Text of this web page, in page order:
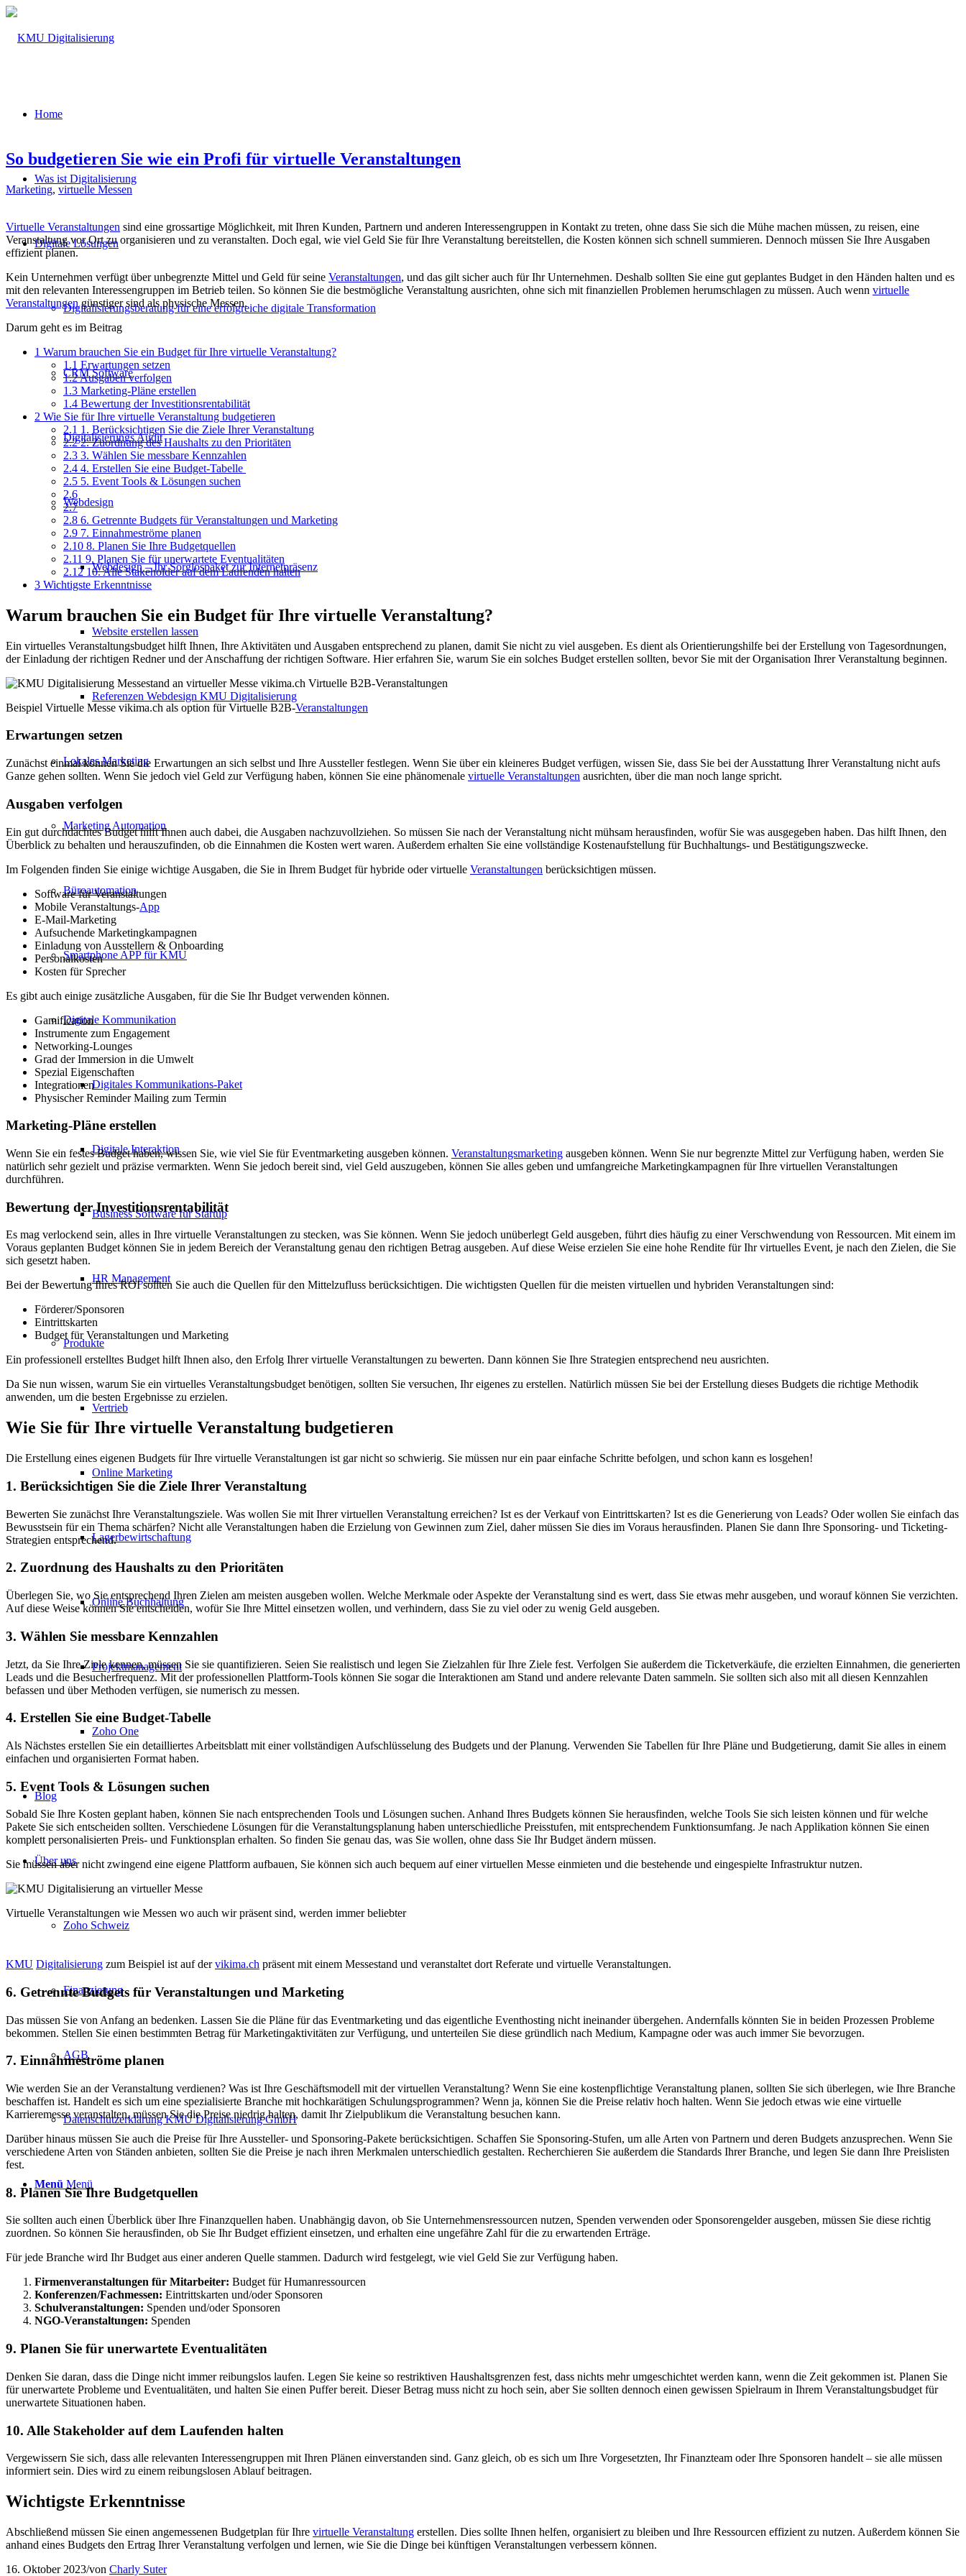
Home
Was ist Digitalisierung
Digitale Lösungen
Digitalisierungsberatung für eine erfolgreiche digitale Transformation
CRM Software
Digitalisierungs Audit
Webdesign
Webdesign – Ihr Sorglospaket zur Internetpräsenz
Website erstellen lassen
Referenzen Webdesign KMU Digitalisierung
Lokales Marketing
Marketing Automation
Büroautomation
Smartphone APP für KMU
Digitale Kommunikation
Digitales Kommunikations-Paket
Digitale Interaktion
Business Software für Startup
HR Management
Produkte
Vertrieb
Online Marketing
Lagerbewirtschaftung
Online Buchhaltung
Projektmanagement
Zoho One
Blog
Über uns
Zoho Schweiz
Finanzierung
AGB
Datenschutzerklärung KMU Digitalisierung GmbH
Menü Menü
So budgetieren Sie wie ein Profi für virtuelle Veranstaltungen
Marketing, virtuelle Messen
Virtuelle Veranstaltungen sind eine grossartige Möglichkeit, mit Ihren Kunden, Partnern und anderen Interessengruppen in Kontakt zu treten, ohne dass Sie sich die Mühe machen müssen, zu reisen, eine
Veranstaltung vor Ort zu organisieren und zu veranstalten. Doch egal, wie viel Geld Sie für Ihre Veranstaltung bereitstellen, die Kosten können sich schnell summieren. Dennoch müssen Sie Ihre Ausgaben
effizient planen.
Kein Unternehmen verfügt über unbegrenzte Mittel und Geld für seine Veranstaltungen, und das gilt sicher auch für Ihr Unternehmen. Deshalb sollten Sie eine gut geplantes Budget in den Händen halten und es
mit den relevanten Interessengruppen im Betrieb teilen. So können Sie die bestmögliche Veranstaltung ausrichten, ohne sich mit finanziellen Problemen herumschlagen zu müssen. Auch wenn virtuelle
Veranstaltungengünstiger sind als physische Messen.
Darum geht es im Beitrag
1 Warum brauchen Sie ein Budget für Ihre virtuelle Veranstaltung?
1.1 Erwartungen setzen
1.2Ausgaben verfolgen
1.3 Marketing-Pläne erstellen
1.4 Bewertung der Investitionsrentabilität
2 Wie Sie für Ihre virtuelle Veranstaltung budgetieren
2.1 1. Berücksichtigen Sie die Ziele Ihrer Veranstaltung
2.22. Zuordnung des Haushalts zu den Prioritäten
2.3 3. Wählen Sie messbare Kennzahlen
2.4 4. Erstellen Sie eine Budget-Tabelle
2.5 5. Event Tools & Lösungen suchen
2.6
2.7
2.8 6. Getrennte Budgets für Veranstaltungen und Marketing
2.9 7. Einnahmeströme planen
2.10 8. Planen Sie Ihre Budgetquellen
2.11 9. Planen Sie für unerwartete Eventualitäten
2.1210. Alle Stakeholder auf dem Laufenden halten
3 Wichtigste Erkenntnisse
Warum brauchen Sie ein Budget für Ihre virtuelle Veranstaltung?
Ein virtuelles Veranstaltungsbudget hilft Ihnen, Ihre Aktivitäten und Ausgaben entsprechend zu planen, damit Sie nicht zu viel ausgeben. Es dient als Orientierungshilfe bei der Erstellung von Tagesordnungen,
der Einladung der richtigen Redner und der Anschaffung der richtigen Software. Hier erfahren Sie, warum Sie ein solches Budget erstellen sollten, bevor Sie mit der Organisation Ihrer Veranstaltung beginnen.
Beispiel Virtuelle Messe vikima.ch als option für Virtuelle B2B-Veranstaltungen
Erwartungen setzen
Zunächst einmal können Sie die Erwartungen an sich selbst und Ihre Aussteller festlegen. Wenn Sie über ein kleineres Budget verfügen, wissen Sie, dass Sie bei der Ausstattung Ihrer Veranstaltung nicht aufs
Ganze gehen sollten. Wenn Sie jedoch viel Geld zur Verfügung haben, können Sie eine phänomenale virtuelle Veranstaltungen ausrichten, über die man noch lange spricht.
Ausgaben verfolgen
Ein gut durchdachtes Budget hilft Ihnen auch dabei, die Ausgaben nachzuvollziehen. So müssen Sie nach der Veranstaltung nicht mühsam herausfinden, wofür Sie was ausgegeben haben. Das hilft Ihnen, den
Überblick zu behalten und herauszufinden, ob die Einnahmen die Kosten wert waren. Außerdem erhalten Sie eine vollständige Kostenaufstellung für Buchhaltungs- und Bestätigungszwecke.
Im Folgenden finden Sie einige wichtige Ausgaben, die Sie in Ihrem Budget für hybride oder virtuelle Veranstaltungen berücksichtigen müssen.
Software für Veranstaltungen
Mobile Veranstaltungs-App
E-Mail-Marketing
Aufsuchende Marketingkampagnen
Einladung von Ausstellern & Onboarding
Personalkosten
Kosten für Sprecher
Es gibt auch einige zusätzliche Ausgaben, für die Sie Ihr Budget verwenden können.
Gamification
Instrumente zum Engagement
Networking-Lounges
Grad der Immersion in die Umwelt
Spezial Eigenschaften
Integrationen
Physischer Reminder Mailing zum Termin
Marketing-Pläne erstellen
Wenn Sie ein festes Budget haben, wissen Sie, wie viel Sie für Eventmarketing ausgeben können. Veranstaltungsmarketing ausgeben können. Wenn Sie nur begrenzte Mittel zur Verfügung haben, werden Sie
natürlich sehr gezielt und präzise vermarkten. Wenn Sie jedoch bereit sind, viel Geld auszugeben, können Sie alles geben und umfangreiche Marketingkampagnen für Ihre virtuellen Veranstaltungen
durchführen.
Bewertung der Investitionsrentabilität
Es mag verlockend sein, alles in Ihre virtuelle Veranstaltungen zu stecken, was Sie können. Wenn Sie jedoch unüberlegt Geld ausgeben, führt dies häufig zu einer Verschwendung von Ressourcen. Mit einem im
Voraus geplanten Budget können Sie in jedem Bereich der Veranstaltung genau den richtigen Betrag ausgeben. Auf diese Weise erzielen Sie eine hohe Rendite für Ihr virtuelles Event, je nach den Zielen, die Sie
sich gesetzt haben.
Bei der Bewertung Ihres ROI sollten Sie auch die Quellen für den Mittelzufluss berücksichtigen. Die wichtigsten Quellen für die meisten virtuellen und hybriden Veranstaltungen sind:
Förderer/Sponsoren
Eintrittskarten
Budget für Veranstaltungen und Marketing
Ein professionell erstelltes Budget hilft Ihnen also, den Erfolg Ihrer virtuelle Veranstaltungen zu bewerten. Dann können Sie Ihre Strategien entsprechend neu ausrichten.
Da Sie nun wissen, warum Sie ein virtuelles Veranstaltungsbudget benötigen, sollten Sie versuchen, Ihr eigenes zu erstellen. Natürlich müssen Sie bei der Erstellung dieses Budgets die richtige Methodik
anwenden, um die besten Ergebnisse zu erzielen.
Wie Sie für Ihre virtuelle Veranstaltung budgetieren
Die Erstellung eines eigenen Budgets für Ihre virtuelle Veranstaltungen ist gar nicht so schwierig. Sie müssen nur ein paar einfache Schritte befolgen, und schon kann es losgehen!
1. Berücksichtigen Sie die Ziele Ihrer Veranstaltung
Bewerten Sie zunächst Ihre Veranstaltungsziele. Was wollen Sie mit Ihrer virtuellen Veranstaltung erreichen? Ist es der Verkauf von Eintrittskarten? Ist es die Generierung von Leads? Oder wollen Sie einfach das
Bewusstsein für ein Thema schärfen? Nicht alle Veranstaltungen haben die Erzielung von Gewinnen zum Ziel, daher müssen Sie dies im Voraus herausfinden. Planen Sie dann Ihre Sponsoring- und Ticketing-
Strategien entsprechend.
2. Zuordnung des Haushalts zu den Prioritäten
Überlegen Sie, wo Sie entsprechend Ihren Zielen am meisten ausgeben wollen. Welche Merkmale oder Aspekte der Veranstaltung sind es wert, dass Sie etwas mehr ausgeben, und worauf können Sie verzichten.
Auf diese Weise können Sie entscheiden, wofür Sie Ihre Mittel einsetzen wollen, und verhindern, dass Sie zu viel oder zu wenig Geld ausgeben.
3. Wählen Sie messbare Kennzahlen
Jetzt, da Sie Ihre Ziele kennen, müssen Sie sie quantifizieren. Seien Sie realistisch und legen Sie Zielzahlen für Ihre Ziele fest. Verfolgen Sie außerdem die Ticketverkäufe, die erzielten Einnahmen, die generierten
Leads und die Besucherfrequenz. Mit der professionellen Plattform-Tools können Sie sogar die Interaktionen am Stand und andere relevante Daten sammeln. Sie sollten sich also mit all diesen Kennzahlen
befassen und über Methoden verfügen, sie numerisch zu messen.
4. Erstellen Sie eine Budget-Tabelle
Als Nächstes erstellen Sie ein detailliertes Arbeitsblatt mit einer vollständigen Aufschlüsselung des Budgets und der Planung. Verwenden Sie Tabellen für Ihre Pläne und Budgetierung, damit Sie alles in einem
einfachen und organisierten Format haben.
5. Event Tools & Lösungen suchen
Sobald Sie Ihre Kosten geplant haben, können Sie nach entsprechenden Tools und Lösungen suchen. Anhand Ihres Budgets können Sie herausfinden, welche Tools Sie sich leisten können und für welche
Pakete Sie sich entscheiden sollten. Verschiedene Lösungen für die Veranstaltungsplanung haben unterschiedliche Preisstufen, mit entsprechendem Funktionsumfang. Je nach Applikation können Sie einen
komplett personalisierten Preis- und Funktionsplan erhalten. So finden Sie genau das, was Sie wollen, ohne dass Sie Ihr Budget ändern müssen.
Sie müssen aber nicht zwingend eine eigene Plattform aufbauen, Sie können sich auch bequem auf einer virtuellen Messe einmieten und die bestehende und eingespielte Infrastruktur nutzen.
Virtuelle Veranstaltungen wie Messen wo auch wir präsent sind, werden immer beliebter
KMU Digitalisierung zum Beispiel ist auf dervikima.ch präsent mit einem Messestand und veranstaltet dort Referate und virtuelle Veranstaltungen.
6. Getrennte Budgets für Veranstaltungen und Marketing
Das müssen Sie von Anfang an bedenken. Lassen Sie die Pläne für das Eventmarketing und das eigentliche Eventhosting nicht ineinander übergehen. Andernfalls könnten Sie in beiden Prozessen Probleme
bekommen. Stellen Sie einen bestimmten Betrag für Marketingaktivitäten zur Verfügung, und unterteilen Sie diese gründlich nach Medium, Kampagne oder was auch immer Sie bevorzugen.
7. Einnahmeströme planen
Wie werden Sie an der Veranstaltung verdienen? Was ist Ihre Geschäftsmodell mit der virtuellen Veranstaltung? Wenn Sie eine kostenpflichtige Veranstaltung planen, sollten Sie sich überlegen, wie Ihre Branche
beschaffen ist. Handelt es sich um eine spezialisierte Branche mit hochkarätigen Schulungsprogrammen? Wenn ja, können Sie die Preise relativ hoch halten. Wenn Sie jedoch etwas wie eine virtuelle
Karrieremesse veranstalten, müssen Sie die Preise niedrig halten, damit Ihr Zielpublikum die Veranstaltung besuchen kann.
Darüber hinaus müssen Sie auch die Preise für Ihre Aussteller- und Sponsoring-Pakete berücksichtigen. Schaffen Sie Sponsoring-Stufen, um alle Arten von Partnern und deren Budgets anzusprechen. Wenn Sie
verschiedene Arten von Ständen anbieten, sollten Sie die Preise je nach ihren Merkmalen unterschiedlich gestalten. Recherchieren Sie außerdem die Standards Ihrer Branche, und legen Sie dann Ihre Preislisten
fest.
8. Planen Sie Ihre Budgetquellen
Sie sollten auch einen Überblick über Ihre Finanzquellen haben. Unabhängig davon, ob Sie Unternehmensressourcen nutzen, Spenden verwenden oder Sponsorengelder ausgeben, müssen Sie diese richtig
zuordnen. So können Sie herausfinden, ob Sie Ihr Budget effizient einsetzen, und erhalten eine ungefähre Zahl für die zu erwartenden Erträge.
Für jede Branche wird Ihr Budget aus einer anderen Quelle stammen. Dadurch wird festgelegt, wie viel Geld Sie zur Verfügung haben.
Firmenveranstaltungen für Mitarbeiter: Budget für Humanressourcen
Konferenzen/Fachmessen: Eintrittskarten und/oder Sponsoren
Schulveranstaltungen: Spenden und/oder Sponsoren
NGO-Veranstaltungen: Spenden
9. Planen Sie für unerwartete Eventualitäten
Denken Sie daran, dass die Dinge nicht immer reibungslos laufen. Legen Sie keine so restriktiven Haushaltsgrenzen fest, dass nichts mehr umgeschichtet werden kann, wenn die Zeit gekommen ist. Planen Sie
für unerwartete Probleme und Eventualitäten, und halten Sie einen Puffer bereit. DieserBetrag muss nicht zu hoch sein, aber Sie sollten dennoch einen gewissen Spielraum in Ihrem Veranstaltungsbudget für
unerwartete Situationen haben.
10. Alle Stakeholder auf dem Laufenden halten
Vergewissern Sie sich, dass alle relevanten Interessengruppen mit Ihren Plänen einverstanden sind. Ganz gleich, ob es sich um Ihre Vorgesetzten, Ihr Finanzteam oder Ihre Sponsoren handelt – sie alle müssen
informiert sein. Dies wird zu einem reibungslosen Ablauf beitragen.
Wichtigste Erkenntnisse
Abschließend müssen Sie einen angemessenen Budgetplan für Ihre virtuelle Veranstaltung erstellen. Dies sollte Ihnen helfen, organisiert zu bleiben und Ihre Ressourcen effizient zu nutzen. Außerdem können Sie
anhand eines Budgets den Ertrag Ihrer Veranstaltung verfolgen und lernen, wie Sie die Dinge bei künftigen Veranstaltungen verbessern können.
16. Oktober 2023/von Charly Suter